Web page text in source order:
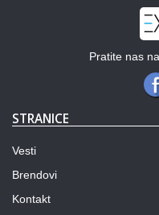
Pratite nas
STRANICE
Vesti
Brendovi
Kontakt